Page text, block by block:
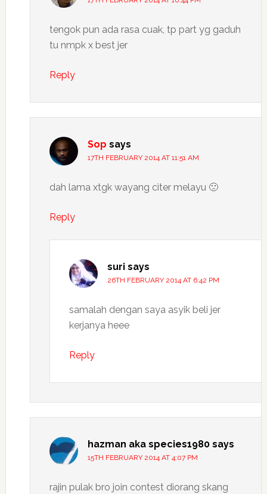
tengok pun ada rasa cuak, tp part yg gaduh
tu nmpk x best jer
Reply
Sop says
17TH FEBRUARY 2014 AT 11:51 AM
dah lama xtgk wayang citer melayu 🙁
Reply
suri says
26TH FEBRUARY 2014 AT 6:42 PM
samalah dengan saya asyik beli jer
kerjanya heee
Reply
hazman aka species1980 says
15TH FEBRUARY 2014 AT 4:07 PM
rajin pulak bro join contest diorang skang